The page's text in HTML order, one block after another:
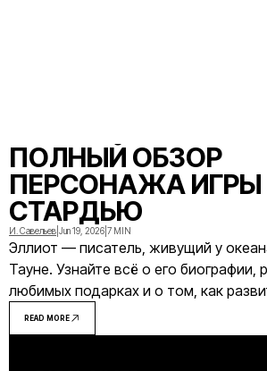
ПОЛНЫЙ ОБЗОР
ПЕРСОНАЖА ИГРЫ
СТАРДЬЮ
И. Савельев Jun 19, 2026 7 MIN
Эллиот — писатель, живущий у
Тауне. Узнайте всё о его биографии,
любимых подарках и о том, как
отношения вплоть до свадьбы.
READ MORE